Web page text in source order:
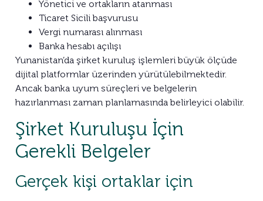
Yönetici ve ortakların atanması
Ticaret Sicili başvurusu
Vergi numarası alınması
Banka hesabı açılışı
Yunanistan’da şirket kuruluş işlemleri büyük ölçüde
dijital platformlar üzerinden yürütülebilmektedir.
Ancak banka uyum süreçleri ve belgelerin
hazırlanması zaman planlamasında belirleyici olabilir.
Şirket Kuruluşu İçin
Gerekli Belgeler
Gerçek kişi ortaklar için